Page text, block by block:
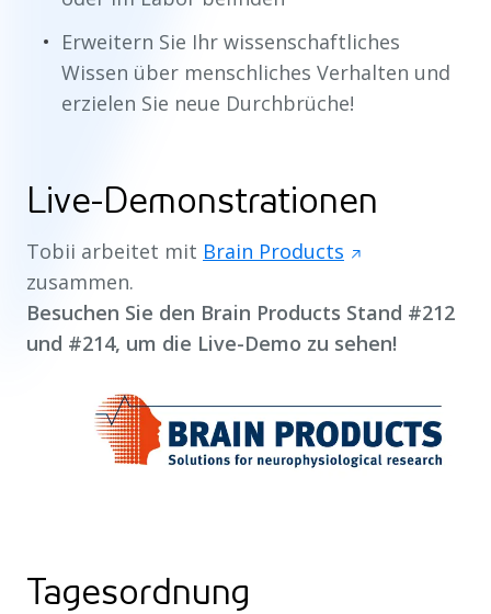
Erweitern Sie Ihr wissenschaftliches
Wissen über menschliches Verhalten und
erzielen Sie neue Durchbrüche!
Live-Demonstrationen
Tobii arbeitet mit Brain Products
zusammen.
Besuchen Sie den Brain Products Stand #212
und #214, um die Live-Demo zu sehen!
Tagesordnung